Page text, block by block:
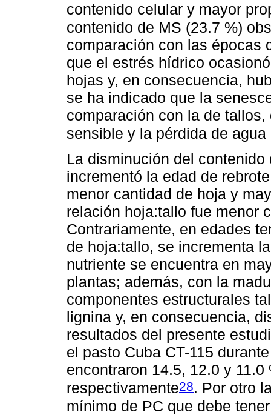
contenido celular y mayor
contenido de MS (23.7 %)
comparación con las épocas
que el estrés hídrico
hojas y, en consecuencia,
se ha indicado que la
comparación con la de
sensible y la pérdida de agua
La disminución del
incrementó la edad de
menor cantidad de hoja y
relación hoja:tallo fue menor
Contrariamente, en edades
de hoja:tallo, se incrementa
nutriente se encuentra en
plantas; además, con la
componentes estructurales
lignina y, en consecuencia,
resultados del presente
el pasto Cuba CT-115
encontraron 14.5, 12.0 y
respectivamente28. Por otro
mínimo de PC que debe